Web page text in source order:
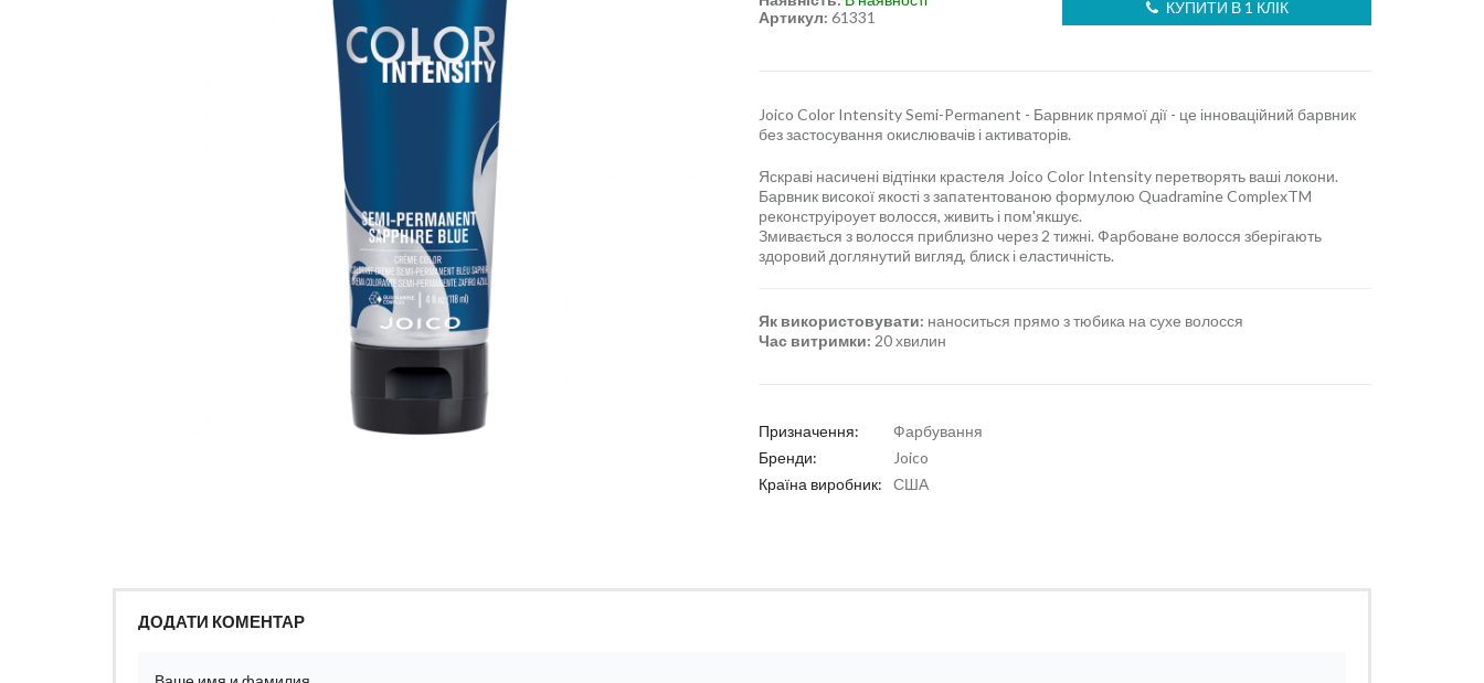
КУПИТИ В 1 КЛІК
Артикул: 61331
Joico Color Intensity Semi-Permanent - Барвник прямої дії - це інноваційний барвник
без застосування окислювачів і активаторів.
Яскраві насичені відтінки крастеля Joico Color Intensity перетворять ваші локони.
Барвник високої якості з запатентованою формулою Quadramine ComplexTM
реконструіроует волосся, живить і пом'якшує.
Змивається з волосся приблизно через 2 тижні. Фарбоване волосся зберігають
здоровий доглянутий вигляд, блиск і еластичність.
Як використовувати: наноситься прямо з тюбика на сухе волосся
Час витримки: 20 хвилин
Призначення:
Фарбування
Бренди:
Joico
Країна виробник:
США
ДОДАТИ КОМЕНТАР